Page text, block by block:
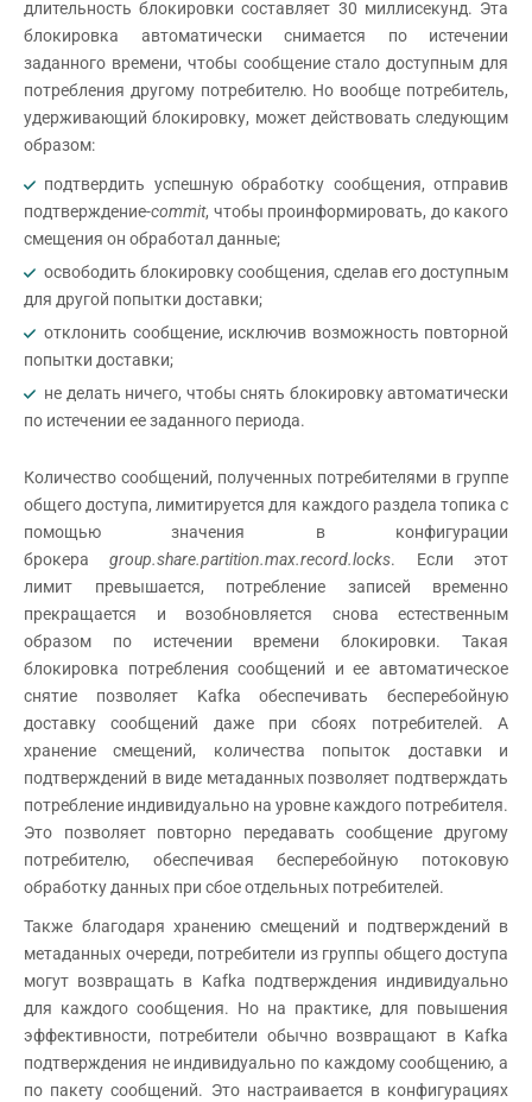
длительность блокировки составляет 30 миллисекунд. Эта
блокировка автоматически снимается по истечении
заданного времени, чтобы сообщение стало доступным для
потребления другому потребителю. Но вообще потребитель,
удерживающий блокировку, может действовать следующим
образом:
подтвердить успешную обработку сообщения, отправив
подтверждение-commit, чтобы проинформировать, до какого
смещения он обработал данные;
освободить блокировку сообщения, сделав его доступным
для другой попытки доставки;
отклонить сообщение, исключив возможность повторной
попытки доставки;
не делать ничего, чтобы снять блокировку автоматически
по истечении ее заданного периода.
Количество сообщений, полученных потребителями в группе
общего доступа, лимитируется для каждого раздела топика с
помощью значения в конфигурации
брокераgroup.share.partition.max.record.locks. Если этот
лимит превышается, потребление записей временно
прекращается и возобновляется снова естественным
образом по истечении времени блокировки. Такая
блокировка потребления сообщений и ее автоматическое
снятие позволяет Kafka обеспечивать бесперебойную
доставку сообщений даже при сбоях потребителей. А
хранение смещений, количества попыток доставки и
подтверждений в виде метаданных позволяет подтверждать
потребление индивидуально на уровне каждого потребителя.
Это позволяет повторно передавать сообщение другому
потребителю, обеспечивая бесперебойную потоковую
обработку данных при сбое отдельных потребителей.
Также благодаря хранению смещений и подтверждений в
метаданных очереди, потребители из группы общего доступа
могут возвращать в Kafka подтверждения индивидуально
для каждого сообщения. Но на практике, для повышения
эффективности, потребители обычно возвращают в Kafka
подтверждения не индивидуально по каждому сообщению, а
по пакету сообщений. Это настраивается в конфигурациях